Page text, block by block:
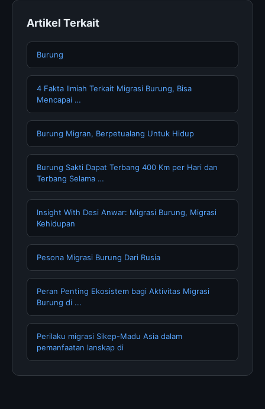
Artikel Terkait
Burung
4 Fakta Ilmiah Terkait Migrasi Burung, Bisa
Mencapai …
Burung Migran, Berpetualang Untuk Hidup
Burung Sakti Dapat Terbang 400 Km per Hari dan
Terbang Selama …
Insight With Desi Anwar: Migrasi Burung, Migrasi
Kehidupan
Pesona Migrasi Burung Dari Rusia
Peran Penting Ekosistem bagi Aktivitas Migrasi
Burung di ...
Perilaku migrasi Sikep-Madu Asia dalam
pemanfaatan lanskap di